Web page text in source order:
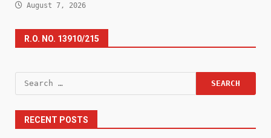
August 7, 2026
R.O. NO. 13910/215
Search
for:
RECENT POSTS